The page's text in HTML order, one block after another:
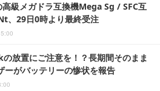
級メガドラ互換機Mega Sg / SFC互
、29日0時より最終受注
放置にご注意を！？長期間そのまま
ーがバッテリーの惨状を報告